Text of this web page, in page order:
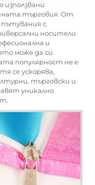
използвани
търговия. От
с
носители
и
може да си
популярност не е
се ускорява,
търговски и
уникално